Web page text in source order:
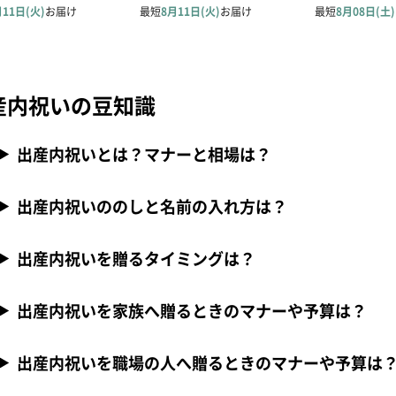
内祝いの豆知識
出産内祝いとは？マナーと相場は？
出産内祝いののしと名前の入れ方は？
出産内祝いを贈るタイミングは？
出産内祝いを家族へ贈るときのマナーや予算は？
出産内祝いを職場の人へ贈るときのマナーや予算は